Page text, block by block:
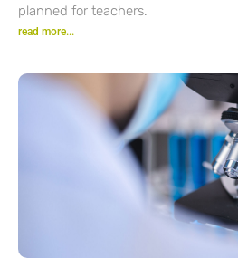
planned for teachers.
read more...